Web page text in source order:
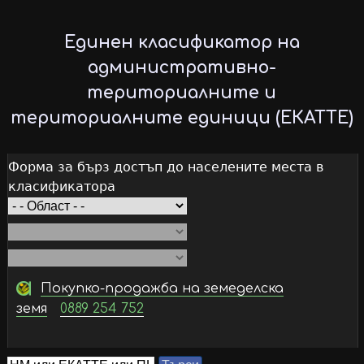
to
main
content
Единен класификатор на
административно-
териториалните и
териториалните единици (ЕКАТТЕ)
Форма за бърз достъп до населените места в
класификатора
Покупко-продажба на земеделска
земя
0889 254 752